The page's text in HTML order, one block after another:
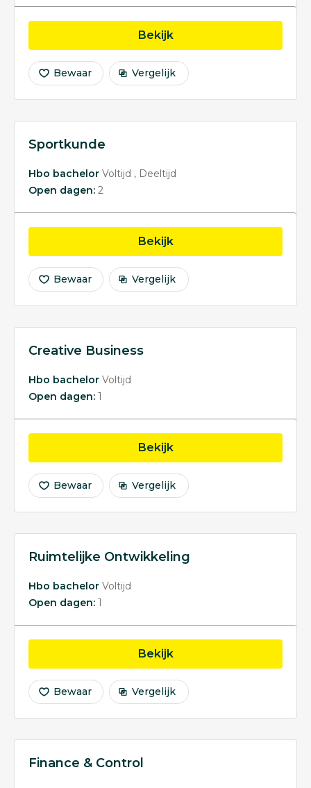
Bekijkopleiding Opleiding tot
Bewaar Vergelijk
Sportkunde
Hbo bachelor Voltijd
Deeltijd
Open dagen: 2
Bekijkopleiding Sportkunde
Bewaar Vergelijk
Creative Business
Hbo bachelor Voltijd
Open dagen: 1
Bekijkopleiding Creative
Bewaar Vergelijk
Ruimtelijke Ontwikkeling
Hbo bachelor Voltijd
Open dagen: 1
Bekijkopleiding Ruimtelijke
Bewaar Vergelijk
Finance & Control